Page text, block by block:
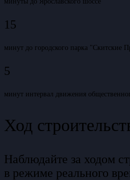
15
минут до городского парка "Скитские
5
минут интервал движения
Ход
Наблюдайте за ходом
в режиме реального